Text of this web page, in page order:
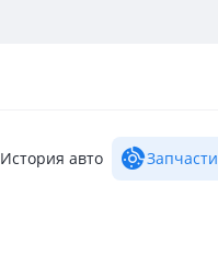
История авто Запчасти